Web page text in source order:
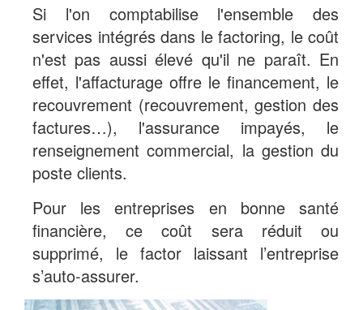
Si l'on comptabilise l'ensemble des
services intégrés dans le factoring, le coût
n'est pas aussi élevé qu'il ne paraît. En
effet, l'affacturage offre le financement, le
recouvrement (recouvrement, gestion des
factures…), l'assurance impayés, le
renseignement commercial, la gestion du
poste clients.
Pour les entreprises en bonne santé
financière, ce coût sera réduit ou
supprimé, le factor laissant l’entreprise
s’auto-assurer.